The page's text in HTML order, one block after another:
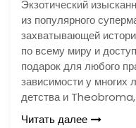
Экзотический
из популярного
захватывающей
по всему миру и
подарок для любого
зависимости у многих
детства и
Читать далее